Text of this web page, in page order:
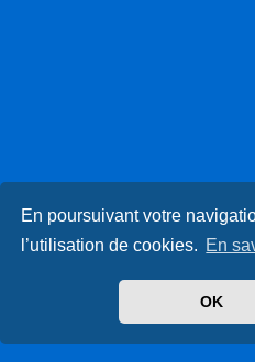
En poursuivant votre
l’utilisation de cookies. En
OK